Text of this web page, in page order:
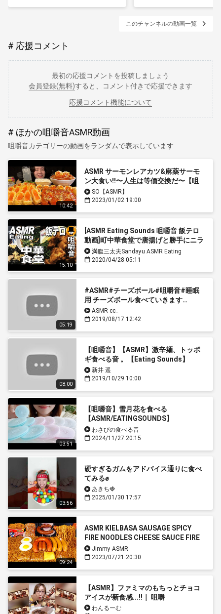
このチャンネルの動画一覧
応援コメント
最初の応援コメントを投稿しましょう
会員登録(無料)すると、コメント付きで応援できます
応援コメント機能について
ほかの咀嚼音ASMR動画
咀嚼音カテゴリーの動画をランダムで表示しています
10:42
ASMR サーモンレアカツ&麻薬サーモ
ン大食い‼️〜人生は等価交換だ〜【咀
嚼音】
SO【ASMR】
2023/01/02 19:00
15:10
[ASMR Eating Sounds 咀嚼音 飯テロ
動画]町中華食堂で唐揚げと勝手にニラ
玉丼をテイクアウトで食べるオヤジ
Japan木須肉(ムースーロー)サービス
満腹三太夫Sandayu ASMR Eating
2020/04/28 05:11
05:19
#ASMR#チーズボール#咀嚼音#睡眠
用 チーズボール食べていきます…
ASMR cc_
2019/08/17 12:42
08:00
【咀嚼音】【ASMR】激辛麺、トッポ
ギ食べる音 。【Eating Sounds】
新井 遥
2019/10/29 10:00
03:51
【咀嚼音】雪月花を食べる
【ASMR/EATINGSOUNDS】
わさびの食べる音
2024/11/27 20:15
03:56
硬すぎるガムをアドバイス通りに食べ
てみる✊
あきち🍓
2025/01/30 17:57
09:24
ASMR KIELBASA SAUSAGE SPICY
FIRE NOODLES CHEESE SAUCE FIRE
SAUCE COOKING MUKBANG 먹방咀嚼
音 EATING SOUNDS
Jimmy ASMR
2023/07/21 20:30
【ASMR】ファミマのもちっとチョコ
アイスが新食感...!!｜ 咀嚼
音/EatingSounds/Mukbang
わんるーむ